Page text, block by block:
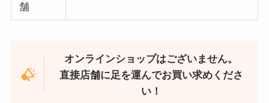
舗
オンラインショップはございません。
直接店舗に足を運んでお買い求めくださ
い！